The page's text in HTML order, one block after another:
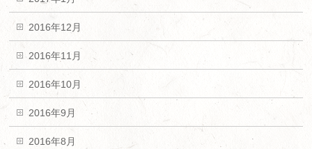
2016年12月
2016年11月
2016年10月
2016年9月
2016年8月